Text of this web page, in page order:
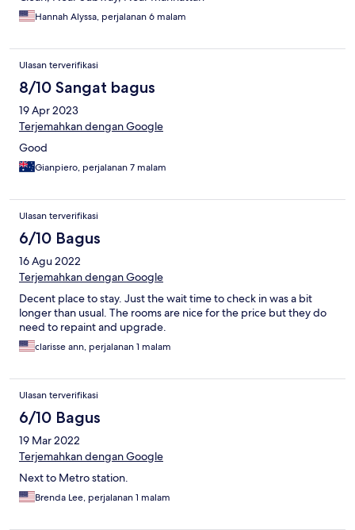
Hannah Alyssa, perjalanan 6 malam
Ulasan terverifikasi
8/10 Sangat bagus
19 Apr 2023
Terjemahkan dengan Google
Good
Gianpiero, perjalanan 7 malam
Ulasan terverifikasi
6/10 Bagus
16 Agu 2022
Terjemahkan dengan Google
Decent place to stay. Just the wait time to check in was a bit
longer than usual. The rooms are nice for the price but they do
need to repaint and upgrade.
clarisse ann, perjalanan 1 malam
Ulasan terverifikasi
6/10 Bagus
19 Mar 2022
Terjemahkan dengan Google
Next to Metro station.
Brenda Lee, perjalanan 1 malam